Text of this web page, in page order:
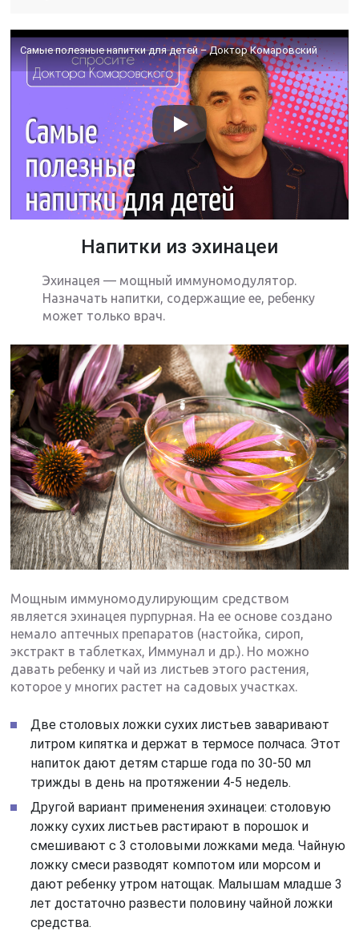
Самые полезные напитки для детей – Доктор Комаровский
Напитки из эхинацеи
Эхинацея — мощный иммуномодулятор.
Назначать напитки, содержащие ее, ребенку
может только врач.
Мощным иммуномодулирующим средством
является эхинацея пурпурная. На ее основе создано
немало аптечных препаратов (настойка, сироп,
экстракт в таблетках, Иммунал и др.). Но можно
давать ребенку и чай из листьев этого растения,
которое у многих растет на садовых участках.
Две столовых ложки сухих листьев заваривают
литром кипятка и держат в термосе полчаса. Этот
напиток дают детям старше года по 30-50 мл
трижды в день на протяжении 4-5 недель.
Другой вариант применения эхинацеи: столовую
ложку сухих листьев растирают в порошок и
смешивают с 3 столовыми ложками меда. Чайную
ложку смеси разводят компотом или морсом и
дают ребенку утром натощак. Малышам младше 3
лет достаточно развести половину чайной ложки
средства.